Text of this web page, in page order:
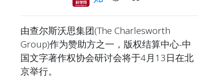
由查尔斯沃思集团(The Charlesworth
Group)作为赞助方之一，版权结算中心-中
国文字著作权协会研讨会将于4月13日在北
京举行。